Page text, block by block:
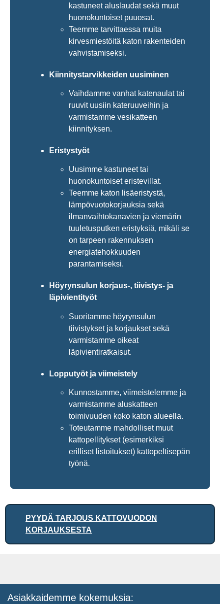
kastuneet aluslaudat sekä muut
huonokuntoiset puuosat.
Teemme tarvittaessa muita
kirvesmiestöitä katon rakenteiden
vahvistamiseksi.
Kiinnitystarvikkeiden uusiminen
Vaihdamme vanhat katenaulat tai
ruuvit uusiin kateruuveihin ja
varmistamme vesikatteen
kiinnityksen.
Eristystyöt
Uusimme kastuneet tai
huonokuntoiset eristevillat.
Teemme katon lisäeristystä,
lämpövuotokorjauksia sekä
ilmanvaihtokanavien ja viemärin
tuuletusputken eristyksiä, mikäli se
on tarpeen rakennuksen
energiatehokkuuden
parantamiseksi.
Höyrynsulun korjaus-, tiivistys- ja
läpivientityöt
Suoritamme höyrynsulun
tiivistykset ja korjaukset sekä
varmistamme oikeat
läpivientiratkaisut.
Lopputyöt ja viimeistely
Kunnostamme, viimeistelemme ja
varmistamme aluskatteen
toimivuuden koko katon alueella.
Toteutamme mahdolliset muut
kattopellitykset (esimerkiksi
erilliset listoitukset) kattopeltisepän
työnä.
PYYDÄ TARJOUS KATTOVUODON
KORJAUKSESTA
Asiakkaidemme kokemuksia: